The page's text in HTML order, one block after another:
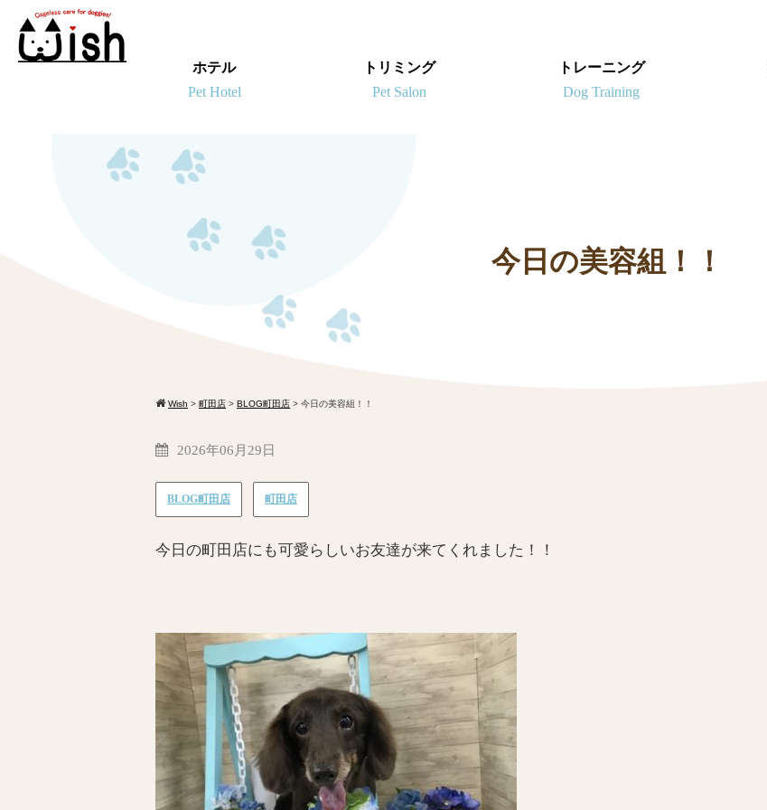
ホテル トリミング トレーニング
今日の美容組！！
Wish > 町田店 > BLOG町田店 > 今日の美容組！！
2026年06月29日
BLOG町田店 町田店
今日の町田店にも可愛らしいお友達が来てくれました！！